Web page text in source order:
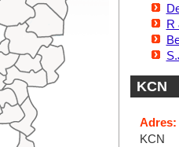
R
KCN
Adres:
KCN